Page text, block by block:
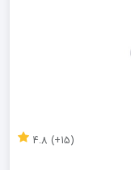
(15+) 4.8